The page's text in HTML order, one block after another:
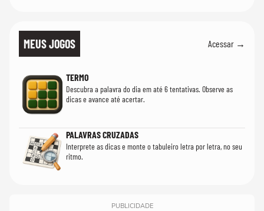
MEUS JOGOS Acessar →
TERMO
Descubra a palavra do dia em até 6 tentativas. Observe as
dicas e avance até acertar.
PALAVRAS CRUZADAS
Interprete as dicas e monte o tabuleiro letra por letra, no seu
ritmo.
PUBLICIDADE